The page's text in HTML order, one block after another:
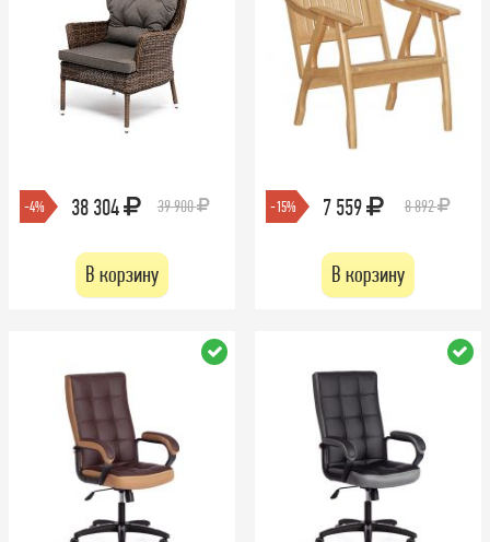
-4% 38 304 39 900
В корзину
-15% 7 559 8 892
В корзину